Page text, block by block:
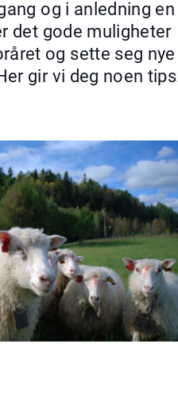
og i anledning en
det gode muligheter
og sette seg nye
gir vi deg noen